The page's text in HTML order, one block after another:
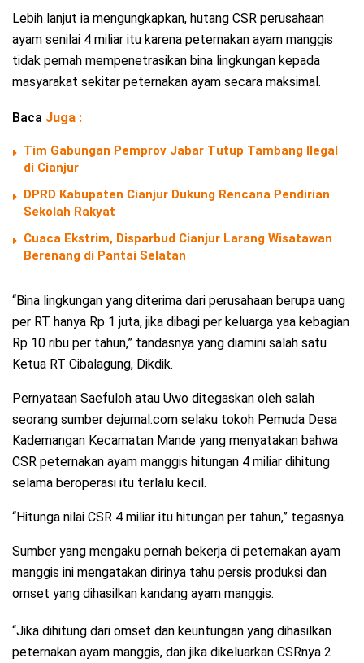
Lebih lanjut ia mengungkapkan, hutang CSR perusahaan
ayam senilai 4 miliar itu karena peternakan ayam manggis
tidak pernah mempenetrasikan bina lingkungan kepada
masyarakat sekitar peternakan ayam secara maksimal.
Baca Juga :
Tim Gabungan Pemprov Jabar Tutup Tambang Ilegal
di Cianjur
DPRD Kabupaten Cianjur Dukung Rencana Pendirian
Sekolah Rakyat
Cuaca Ekstrim, Disparbud Cianjur Larang Wisatawan
Berenang di Pantai Selatan
“Bina lingkungan yang diterima dari perusahaan berupa uang
per RT hanya Rp 1 juta, jika dibagi per keluarga yaa kebagian
Rp 10 ribu per tahun,” tandasnya yang diamini salah satu
Ketua RT Cibalagung, Dikdik.
Pernyataan Saefuloh atau Uwo ditegaskan oleh salah
seorang sumber dejurnal.com selaku tokoh Pemuda Desa
Kademangan Kecamatan Mande yang menyatakan bahwa
CSR peternakan ayam manggis hitungan 4 miliar dihitung
selama beroperasi itu terlalu kecil.
“Hitunga nilai CSR 4 miliar itu hitungan per tahun,” tegasnya.
Sumber yang mengaku pernah bekerja di peternakan ayam
manggis ini mengatakan dirinya tahu persis produksi dan
omset yang dihasilkan kandang ayam manggis.
“Jika dihitung dari omset dan keuntungan yang dihasilkan
peternakan ayam manggis, dan jika dikeluarkan CSRnya 2